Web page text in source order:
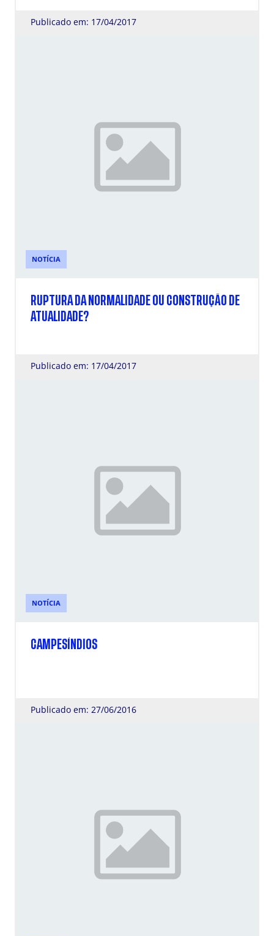
Publicado em: 17/04/2017
NOTÍCIA
RUPTURA DA NORMALIDADE OU CONSTRUÇÃO DE
ATUALIDADE?
Publicado em: 17/04/2017
NOTÍCIA
CAMPESÍNDIOS
Publicado em: 27/06/2016